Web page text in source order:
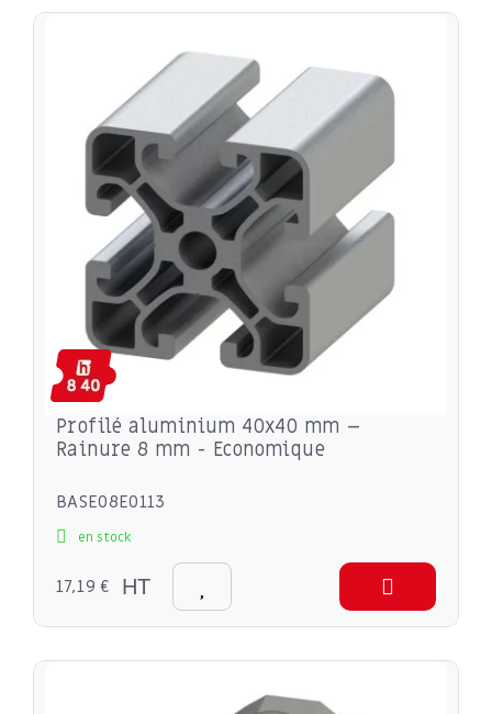
Profilé aluminium 40x40 mm –
Rainure 8 mm - Economique
BASE08E0113
en stock
17,19 € HT